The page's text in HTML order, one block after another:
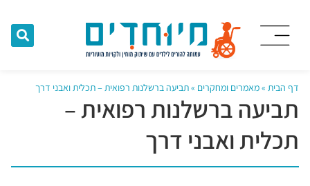
דף הבית »מאמרים ומחקרים »תביעה ברשלנות רפואית – תכלית ואבני דרך
תביעה ברשלנות רפואית –
תכלית ואבני דרך